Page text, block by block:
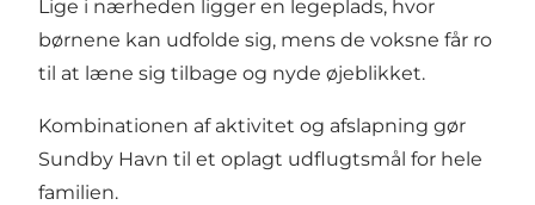
Lige i nærheden ligger en legeplads, hvor
børnene kan udfolde sig, mens de voksne får ro
til at læne sig tilbage og nyde øjeblikket.
Kombinationen af aktivitet og afslapning gør
Sundby Havn til et oplagt udflugtsmål for hele
familien.